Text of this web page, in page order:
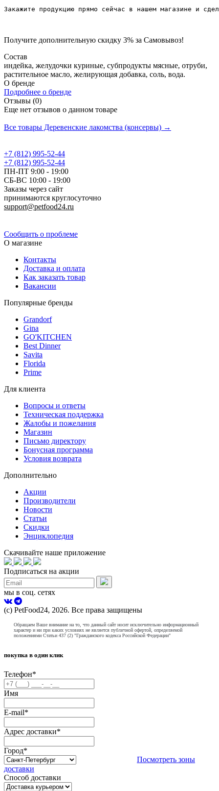
Закажите продукцию прямо сейчас в нашем магазине и
Получите дополнительную скидку 3% за Самовывоз!
Состав
индейка, желудочки куриные, субпродукты мясные, отруби,
растительное масло, желирующая добавка, соль, вода.
О бренде
Подробнее о бренде
Отзывы (0)
Еще нет отзывов о данном товаре
Все товары Деревенские лакомства (консервы) →
+7 (812) 995-52-44
+7 (812) 995-52-44
ПН-ПТ 9:00 - 19:00
СБ-ВС 10:00 - 19:00
Заказы через сайт
принимаются круглосуточно
support@petfood24.ru
Сообщить о проблеме
О магазине
Контакты
Доставка и оплата
Как заказать товар
Вакансии
Популярные бренды
Grandorf
Gina
GO'KITCHEN
Best Dinner
Savita
Florida
Prime
Для клиента
Вопросы и ответы
Техническая поддержка
Жалобы и пожелания
Магазин
Письмо директору
Бонусная программа
Условия возврата
Дополнительно
Акции
Производители
Новости
Статьи
Скидки
Энциклопедия
Скачивайте наше приложение
Подписаться на акции
мы в соц. сетях
(с) PetFood24, 2026. Все права защищены
Обращаем Ваше внимание на то, что данный сайт носит исключительно информационный
характер и ни при каких условиях не является публичной офертой, определяемой
положениями Статьи 437 (2) "Гражданского кодекса Российской Федерации"
покупка в один клик
Телефон*
Имя
E-mail*
Адрес доставки*
Город*
Посмотреть зоны
доставки
Способ доставки